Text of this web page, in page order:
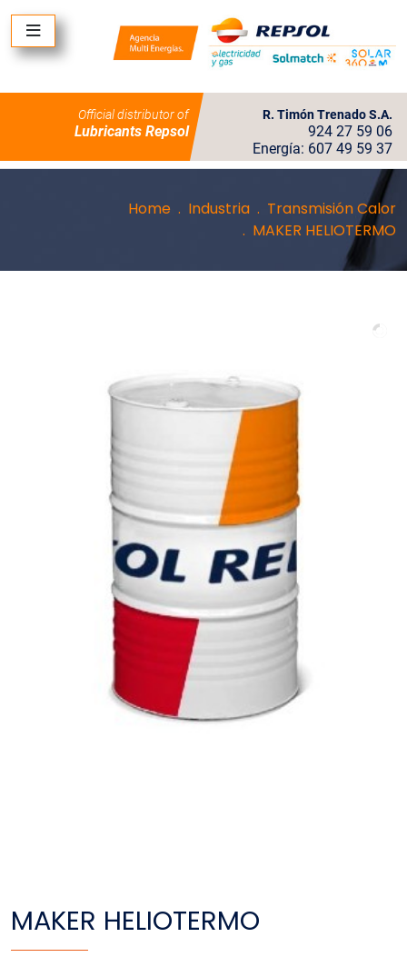
Official distributor of
Lubricants Repsol
R. Timón Trenado S.A.
924 27 59 06
Energía: 607 49 59 37
Home Industria
Transmisión Calor
MAKER HELIOTERMO
MAKER HELIOTERMO